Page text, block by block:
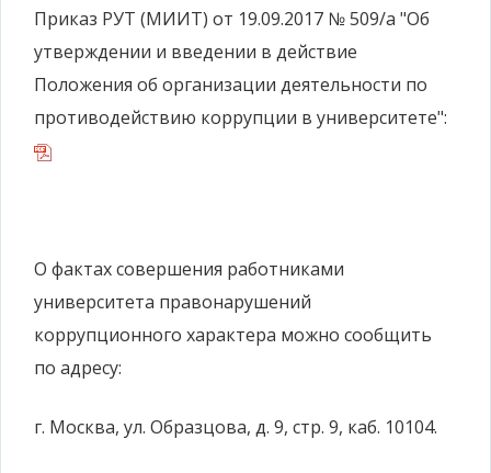
Приказ РУТ (МИИТ) от 19.09.2017 № 509/а "Об
утверждении и введении в действие
Положения об организации деятельности по
противодействию коррупции в университете":
О фактах совершения работниками
университета правонарушений
коррупционного характера можно сообщить
по адресу:
г. Москва, ул. Образцова, д. 9, стр. 9, каб. 10104.